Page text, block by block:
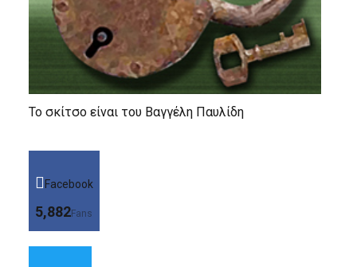
Το σκίτσο είναι του Βαγγέλη Παυλίδη
Facebook
5,882Fans